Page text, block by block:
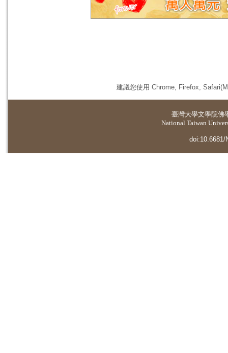
建議您使用 Chrome, Firefox,
臺灣大學文學院佛
National Taiwan
doi:10.6681/